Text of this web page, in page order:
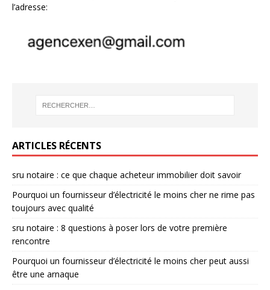
l’adresse:
ARTICLES RÉCENTS
sru notaire : ce que chaque acheteur immobilier doit savoir
Pourquoi un fournisseur d’électricité le moins cher ne rime pas
toujours avec qualité
sru notaire : 8 questions à poser lors de votre première
rencontre
Pourquoi un fournisseur d’électricité le moins cher peut aussi
être une arnaque